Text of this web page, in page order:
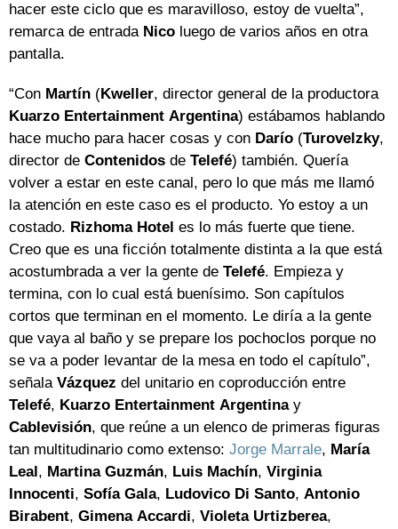
hacer este ciclo que es maravilloso, estoy de vuelta”,
remarca de entrada Nico luego de varios años en otra
pantalla.
“Con Martín (Kweller, director general de la productora
Kuarzo Entertainment Argentina) estábamos hablando
hace mucho para hacer cosas y con Darío (Turovelzky,
director de Contenidos de Telefé) también. Quería
volver a estar en este canal, pero lo que más me llamó
la atención en este caso es el producto. Yo estoy a un
costado. Rizhoma Hotel es lo más fuerte que tiene.
Creo que es una ficción totalmente distinta a la que está
acostumbrada a ver la gente de Telefé. Empieza y
termina, con lo cual está buenísimo. Son capítulos
cortos que terminan en el momento. Le diría a la gente
que vaya al baño y se prepare los pochoclos porque no
se va a poder levantar de la mesa en todo el capítulo”,
señala Vázquez del unitario en coproducción entre
Telefé, Kuarzo Entertainment Argentinay
Cablevisión, que reúne a un elenco de primeras figuras
tan multitudinario como extenso: Jorge Marrale, María
Leal, Martina Guzmán, Luis Machín, Virginia
Innocenti, Sofía Gala, Ludovico Di Santo, Antonio
Birabent, Gimena Accardi, Violeta Urtizberea,